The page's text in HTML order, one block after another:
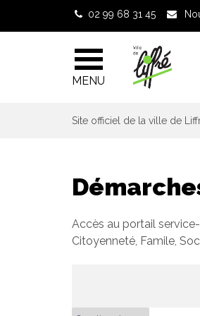
02 99 68 31 45
MENU
Site officiel de la ville de
Accès au portail
Citoyenneté, Famile,